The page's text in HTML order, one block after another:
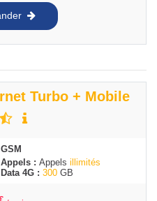
Turbo + Mobile
GSM
Appels : Appels illimités
Data 4G : 300 GB